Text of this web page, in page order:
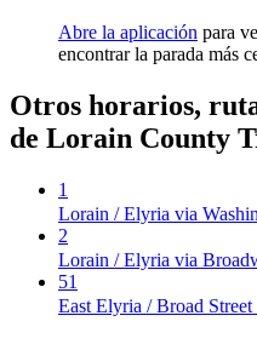
Abre la aplicación para
encontrar la parada más
Otros horarios,
de Lorain County
1
Lorain / Elyria via
2
Lorain / Elyria via
51
East Elyria / Broad